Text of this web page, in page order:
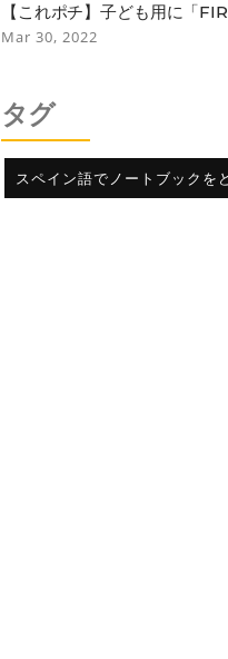
【これポチ】子ども用に「
ったらなぜか子どもよりも自
Mar 30, 2022
タグ
スペイン語でノートブックを